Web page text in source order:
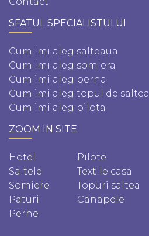
SFATUL SPECIALISTULUI
Cum imi aleg salteaua
Cum imi aleg somiera
Cum imi aleg perna
Cum imi aleg topul de saltea
Cum imi aleg pilota
ZOOM IN SITE
Hotel
Saltele
Somiere
Paturi
Perne
Pilote
Textile casa
Topuri saltea
Canapele